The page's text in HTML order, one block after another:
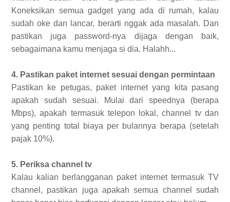
Koneksikan semua gadget yang ada di rumah, kalau
sudah oke dan lancar, berarti nggak ada masalah. Dan
pastikan juga password-nya dijaga dengan baik,
sebagaimana kamu menjaga si dia. Halahh...
4. Pastikan paket internet sesuai dengan permintaan
Pastikan ke petugas, paket internet yang kita pasang
apakah sudah sesuai. Mulai dari speednya (berapa
Mbps), apakah termasuk telepon lokal, channel tv dan
yang penting total biaya per bulannya berapa (setelah
pajak 10%).
5. Periksa channel tv
Kalau kalian berlangganan paket internet termasuk TV
channel, pastikan juga apakah semua channel sudah